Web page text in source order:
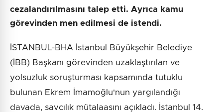
cezalandırılmasını talep etti. Ayrıca kamu
görevinden men edilmesi de istendi.
İSTANBUL-BHA İstanbul Büyükşehir Belediye
(İBB) Başkanı görevinden uzaklaştırılan ve
yolsuzluk soruşturması kapsamında tutuklu
bulunan Ekrem İmamoğlu'nun yargılandığı
davada, savcılık mütalaasını açıkladı. İstanbul 14.